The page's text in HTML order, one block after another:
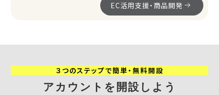
EC活用支援・商品開発
３つのステップで簡単・無料開設
アカウントを開設しよう